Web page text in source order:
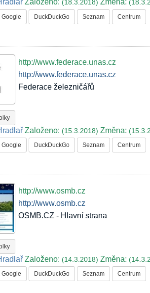
Založeno:(18.3.2018)Změna:
Google DuckDuckGo Seznam Centrum
http://www.federace.unas.cz
http://www.federace.unas.cz
Federace železničářů
Založeno:(15.3.2018)Změna:
Google DuckDuckGo Seznam Centrum
http://www.osmb.cz
http://www.osmb.cz
OSMB.CZ - Hlavní strana
Založeno:(14.3.2018)Změna:
Google DuckDuckGo Seznam Centrum